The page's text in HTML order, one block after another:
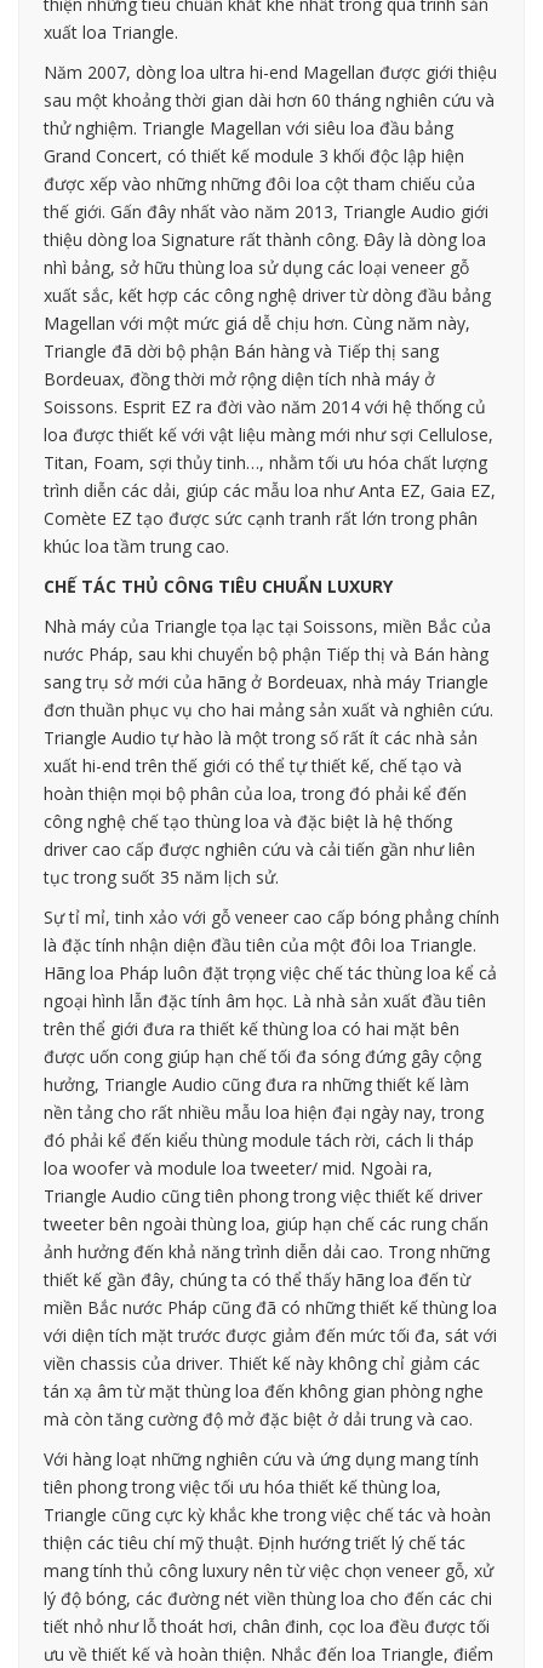
xuất loa Triangle.
Năm 2007, dòng loa ultra hi-end Magellan được giới thiệu
sau một khoảng thời gian dài hơn 60 tháng nghiên cứu và
thử nghiệm. Triangle Magellan với siêu loa đầu bảng
Grand Concert, có thiết kế module 3 khối độc lập hiện
được xếp vào những những đôi loa cột tham chiếu của
thế giới. Gấn đây nhất vào năm 2013, Triangle Audio giới
thiệu dòng loa Signature rất thành công. Đây là dòng loa
nhì bảng, sở hữu thùng loa sử dụng các loại veneer gỗ
xuất sắc, kết hợp các công nghệ driver từ dòng đầu bảng
Magellan với một mức giá dễ chịu hơn. Cùng năm này,
Triangle đã dời bộ phận Bán hàng và Tiếp thị sang
Bordeuax, đồng thời mở rộng diện tích nhà máy ở
Soissons. Esprit EZ ra đời vào năm 2014 với hệ thống củ
loa được thiết kế với vật liệu màng mới như sợi Cellulose,
Titan, Foam, sợi thủy tinh…, nhằm tối ưu hóa chất lượng
trình diễn các dải, giúp các mẫu loa như Anta EZ, Gaia EZ,
Comète EZ tạo được sức cạnh tranh rất lớn trong phân
khúc loa tầm trung cao.
CHẾ TÁC THỦ CÔNG TIÊU CHUẨN LUXURY
Nhà máy của Triangle tọa lạc tại Soissons, miền Bắc của
nước Pháp, sau khi chuyển bộ phận Tiếp thị và Bán hàng
sang trụ sở mới của hãng ở Bordeuax, nhà máy Triangle
đơn thuần phục vụ cho hai mảng sản xuất và nghiên cứu.
Triangle Audio tự hào là một trong số rất ít các nhà sản
xuất hi-end trên thế giới có thể tự thiết kế, chế tạo và
hoàn thiện mọi bộ phân của loa, trong đó phải kể đến
công nghệ chế tạo thùng loa và đặc biệt là hệ thống
driver cao cấp được nghiên cứu và cải tiến gần như liên
tục trong suốt 35 năm lịch sử.
Sự tỉ mỉ, tinh xảo với gỗ veneer cao cấp bóng phẳng chính
là đặc tính nhận diện đầu tiên của một đôi loa Triangle.
Hãng loa Pháp luôn đặt trọng việc chế tác thùng loa kể cả
ngoại hình lẫn đặc tính âm học. Là nhà sản xuất đầu tiên
trên thể giới đưa ra thiết kế thùng loa có hai mặt bên
được uốn cong giúp hạn chế tối đa sóng đứng gây cộng
hưởng, Triangle Audio cũng đưa ra những thiết kế làm
nền tảng cho rất nhiều mẫu loa hiện đại ngày nay, trong
đó phải kể đến kiểu thùng module tách rời, cách li tháp
loa woofer và module loa tweeter/ mid. Ngoài ra,
Triangle Audio cũng tiên phong trong việc thiết kế driver
tweeter bên ngoài thùng loa, giúp hạn chế các rung chấn
ảnh hưởng đến khả năng trình diễn dải cao. Trong những
thiết kế gần đây, chúng ta có thể thấy hãng loa đến từ
miền Bắc nước Pháp cũng đã có những thiết kế thùng loa
với diện tích mặt trước được giảm đến mức tối đa, sát với
viền chassis của driver. Thiết kế này không chỉ giảm các
tán xạ âm từ mặt thùng loa đến không gian phòng nghe
mà còn tăng cường độ mở đặc biệt ở dải trung và cao.
Với hàng loạt những nghiên cứu và ứng dụng mang tính
tiên phong trong việc tối ưu hóa thiết kế thùng loa,
Triangle cũng cực kỳ khắc khe trong việc chế tác và hoàn
thiện các tiêu chí mỹ thuật. Định hướng triết lý chế tác
mang tính thủ công luxury nên từ việc chọn veneer gỗ, xử
lý độ bóng, các đường nét viền thùng loa cho đến các chi
tiết nhỏ như lỗ thoát hơi, chân đinh, cọc loa đều được tối
ưu về thiết kế và hoàn thiện. Nhắc đến loa Triangle, điểm